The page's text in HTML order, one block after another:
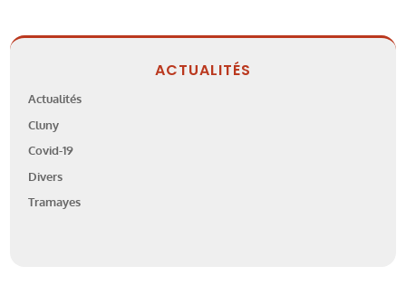
ACTUALITÉS
Actualités
Cluny
Covid-19
Divers
Tramayes